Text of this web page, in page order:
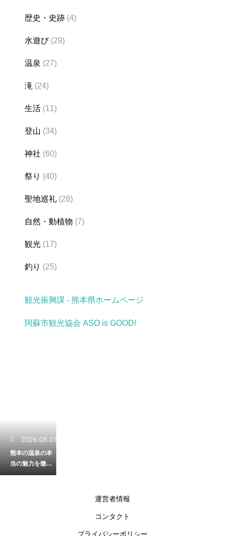
歴史・史跡 (4)
水遊び(29)
温泉 (27)
滝 (24)
生活 (11)
登山 (34)
神社 (60)
祭り (40)
聖地巡礼 (28)
自然・動植物 (7)
観光 (17)
釣り (25)
観光振興課 - 熊本県ホームページ
阿蘇市観光協会 ASO is GOOD!
2026.08.07
熊本の温泉の本
当の魅力を徹底
解剖！源泉の加
運営者情報
コンタクト
プライバシーポリシー